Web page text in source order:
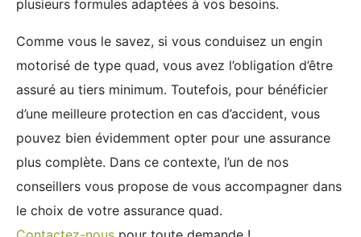
plusieurs formules adaptées à vos besoins.
Comme vous le savez, si vous conduisez un engin
motorisé de type quad, vous avez l’obligation d’être
assuré au tiers minimum. Toutefois, pour bénéficier
d’une meilleure protection en cas d’accident, vous
pouvez bien évidemment opter pour une assurance
plus complète. Dans ce contexte, l’un de nos
conseillers vous propose de vous accompagner dans
le choix de votre assurance quad.